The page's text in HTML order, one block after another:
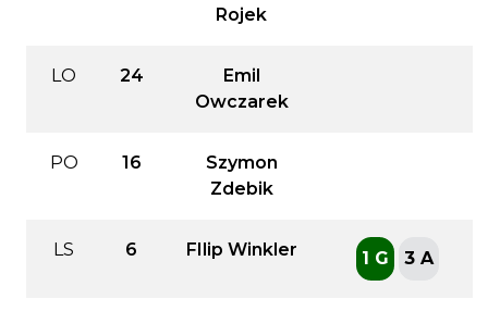
Rojek
LO 24
Emil
Owczarek
PO 16
Szymon
Zdebik
LS 6 FIlip Winkler 1 G 3 A